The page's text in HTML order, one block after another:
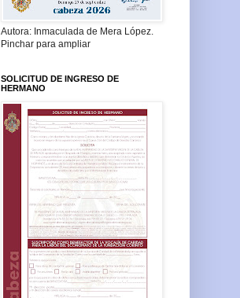
Autora: Inmaculada de Mera López.
Pinchar para ampliar
SOLICITUD DE INGRESO DE
HERMANO